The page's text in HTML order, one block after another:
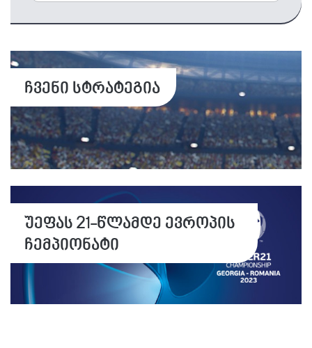
ჩვენი სტრატეგია
უეფას 21-წლამდე ევროპის
ჩემპიონატი